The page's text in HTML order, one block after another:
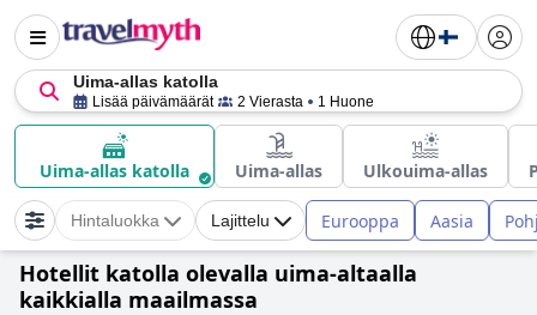
Uima-allas katolla
Lisää päivämäärät 2 Vierasta 1 Huone
Uima-allas katolla Uima-allas Ulkouima-allas
Hintaluokka Lajittelu Eurooppa Aasia
Hotellit katolla olevalla uima-altaalla
kaikkialla maailmassa